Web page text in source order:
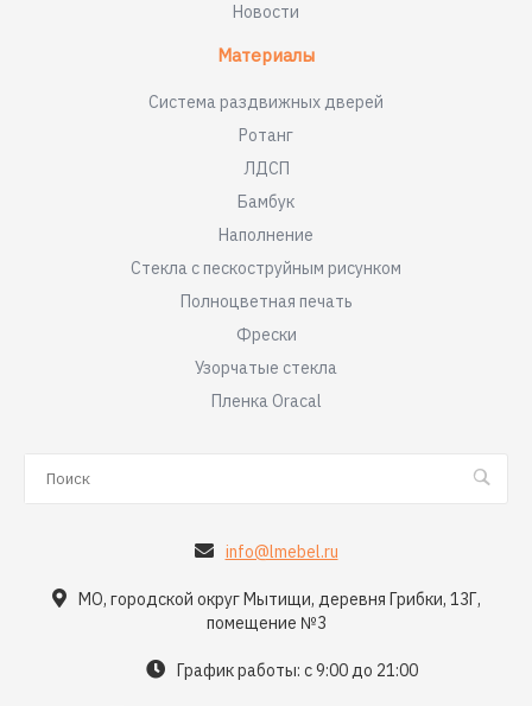
Новости
Материалы
Система раздвижных дверей
Ротанг
ЛДСП
Бамбук
Наполнение
Стекла с пескоструйным рисунком
Полноцветная печать
Фрески
Узорчатые стекла
Пленка Oracal
info@lmebel.ru
МО, городской округ Мытищи, деревня Грибки, 13Г,
помещение №3
График работы: с 9:00 до 21:00